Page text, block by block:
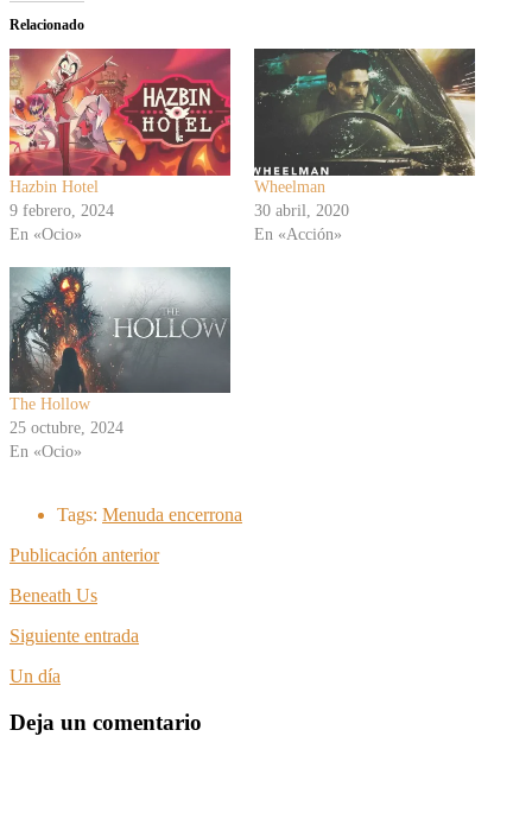
Relacionado
Hazbin Hotel
9 febrero, 2024
En «Ocio»
Wheelman
30 abril, 2020
En «Acción»
The Hollow
25 octubre, 2024
En «Ocio»
Tags: Menuda encerrona
Publicación anterior
Beneath Us
Siguiente entrada
Un día
Deja un comentario